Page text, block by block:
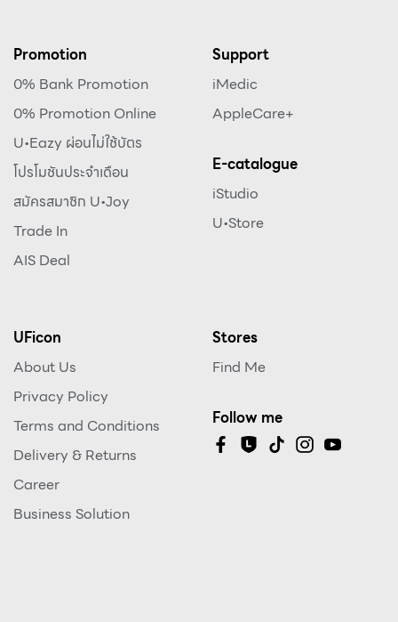
Promotion
0% Bank Promotion
0% Promotion Online
U•Eazy ผ่อนไม่ใช้บัตร
โปรโมชันประจำเดือน
สมัครสมาชิก U•Joy
Trade In
AIS Deal
Support
iMedic
AppleCare+
E-catalogue
iStudio
U•Store
UFicon
About Us
Privacy Policy
Terms and Conditions
Delivery & Returns
Career
Business Solution
Stores
Find Me
Follow me